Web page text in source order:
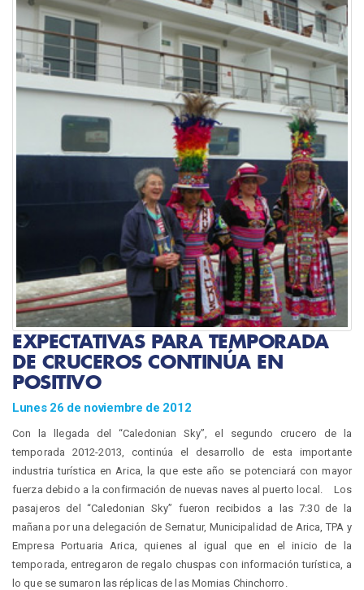
EXPECTATIVAS PARA TEMPORADA
DE CRUCEROS CONTINÚA EN
POSITIVO
Lunes 26 de noviembre de 2012
Con la llegada del “Caledonian Sky”, el segundo crucero de la
temporada 2012-2013, continúa el desarrollo de esta importante
industria turística en Arica, la que este año se potenciará con mayor
fuerza debido a la confirmación de nuevas naves al puerto local. Los
pasajeros del “Caledonian Sky” fueron recibidos a las 7:30 de la
mañana por una delegación de Sernatur, Municipalidad de Arica, TPA y
Empresa Portuaria Arica, quienes al igual que en el inicio de la
temporada, entregaron de regalo chuspas con información turística, a
lo que se sumaron las réplicas de las Momias Chinchorro.